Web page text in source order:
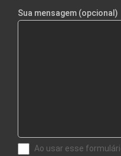
Sua mensagem (opcional)
Ao usar esse